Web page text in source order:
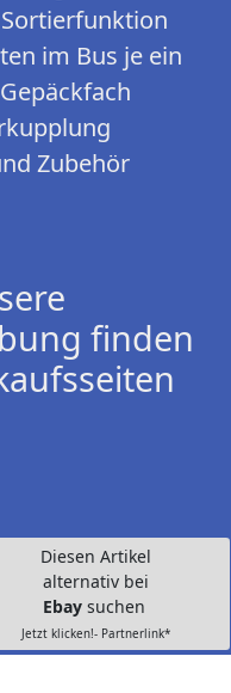
im Bus je ein
Zubehör
finden
Diesen Artikel
alternativ bei
Ebay suchen
Jetzt klicken!- Partnerlink*